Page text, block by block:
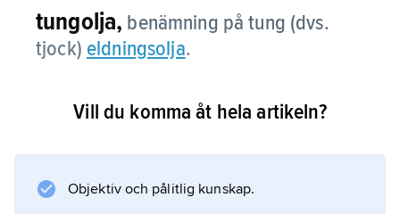
tungolja, benämning på tung (dvs.
tjock) eldningsolja.
Vill du komma åt hela artikeln?
Objektiv och pålitlig kunskap.